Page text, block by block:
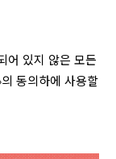
어 있지 않은 모든
동의하에 사용할